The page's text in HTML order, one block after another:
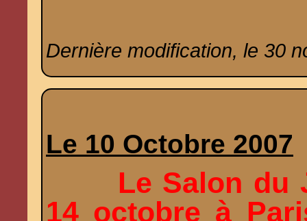
Dernière modification, le 30
Le 10 Octobre 2007
Le Salon du
14 octobre à